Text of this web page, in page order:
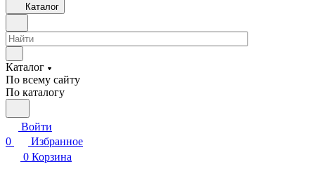
Каталог
Каталог
По всему сайту
По каталогу
Войти
0
Избранное
0 Корзина